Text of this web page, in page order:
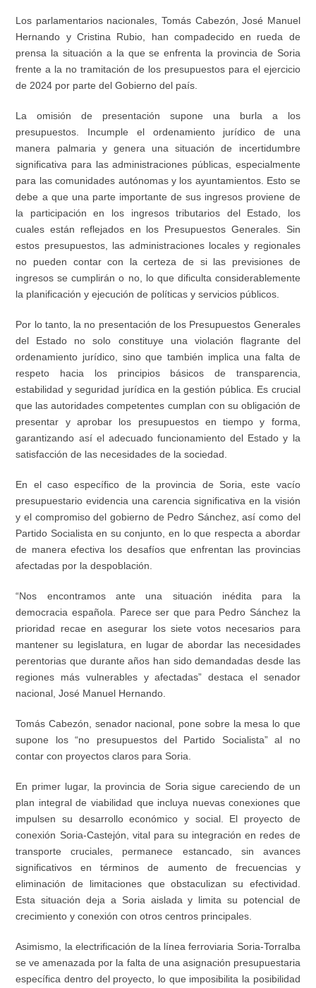
Los parlamentarios nacionales, Tomás Cabezón, José Manuel
Hernando y Cristina Rubio, han compadecido en rueda de
prensa la situación a la que se enfrenta la provincia de Soria
frente a la no tramitación de los presupuestos para el ejercicio
de 2024 por parte del Gobierno del país.
La omisión de presentación supone una burla a los
presupuestos. Incumple el ordenamiento jurídico de una
manera palmaria y genera una situación de incertidumbre
significativa para las administraciones públicas, especialmente
para las comunidades autónomas y los ayuntamientos. Esto se
debe a que una parte importante de sus ingresos proviene de
la participación en los ingresos tributarios del Estado, los
cuales están reflejados en los Presupuestos Generales. Sin
estos presupuestos, las administraciones locales y regionales
no pueden contar con la certeza de si las previsiones de
ingresos se cumplirán o no, lo que dificulta considerablemente
la planificación y ejecución de políticas y servicios públicos.
Por lo tanto, la no presentación de los Presupuestos Generales
del Estado no solo constituye una violación flagrante del
ordenamiento jurídico, sino que también implica una falta de
respeto hacia los principios básicos de transparencia,
estabilidad y seguridad jurídica en la gestión pública. Es crucial
que las autoridades competentes cumplan con su obligación de
presentar y aprobar los presupuestos en tiempo y forma,
garantizando así el adecuado funcionamiento del Estado y la
satisfacción de las necesidades de la sociedad.
En el caso específico de la provincia de Soria, este vacío
presupuestario evidencia una carencia significativa en la visión
y el compromiso del gobierno de Pedro Sánchez, así como del
Partido Socialista en su conjunto, en lo que respecta a abordar
de manera efectiva los desafíos que enfrentan las provincias
afectadas por la despoblación.
“Nos encontramos ante una situación inédita para la
democracia española. Parece ser que para Pedro Sánchez la
prioridad recae en asegurar los siete votos necesarios para
mantener su legislatura, en lugar de abordar las necesidades
perentorias que durante años han sido demandadas desde las
regiones más vulnerables y afectadas” destaca el senador
nacional, José Manuel Hernando.
Tomás Cabezón, senador nacional, pone sobre la mesa lo que
supone los “no presupuestos del Partido Socialista” al no
contar con proyectos claros para Soria.
En primer lugar, la provincia de Soria sigue careciendo de un
plan integral de viabilidad que incluya nuevas conexiones que
impulsen su desarrollo económico y social. El proyecto de
conexión Soria-Castejón, vital para su integración en redes de
transporte cruciales, permanece estancado, sin avances
significativos en términos de aumento de frecuencias y
eliminación de limitaciones que obstaculizan su efectividad.
Esta situación deja a Soria aislada y limita su potencial de
crecimiento y conexión con otros centros principales.
Asimismo, la electrificación de la línea ferroviaria Soria-Torralba
se ve amenazada por la falta de una asignación presupuestaria
específica dentro del proyecto, lo que imposibilita la posibilidad